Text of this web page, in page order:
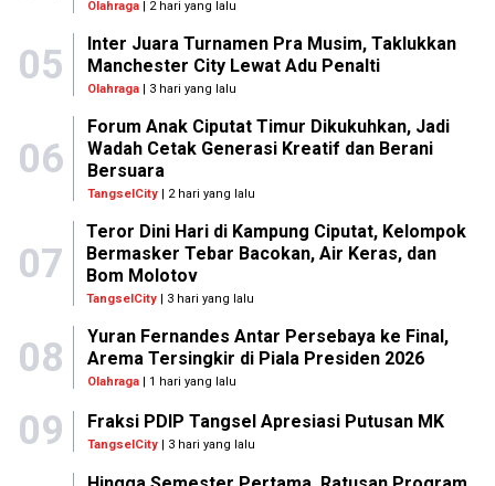
Olahraga| 2 hari yang lalu
05
Inter Juara Turnamen Pra Musim, Taklukkan
Manchester City Lewat Adu Penalti
Olahraga| 3 hari yang lalu
06
Forum Anak Ciputat Timur Dikukuhkan, Jadi
Wadah Cetak Generasi Kreatif dan Berani
Bersuara
TangselCity| 2 hari yang lalu
07
Teror Dini Hari di Kampung Ciputat, Kelompok
Bermasker Tebar Bacokan, Air Keras, dan
Bom Molotov
TangselCity | 3 hari yang lalu
08
Yuran Fernandes Antar Persebaya ke Final,
Arema Tersingkir di Piala Presiden 2026
Olahraga| 1 hari yang lalu
09 Fraksi PDIP Tangsel Apresiasi Putusan MK
TangselCity | 3 hari yang lalu